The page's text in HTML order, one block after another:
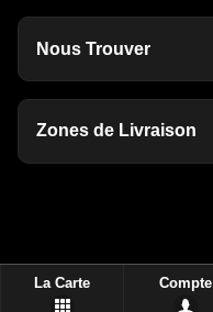
Nous Trouver
Zones de Livraison
La Carte Compte